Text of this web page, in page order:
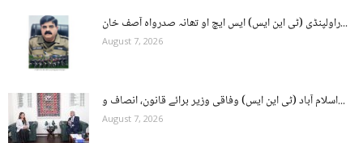
راولپنڈی (ٹی این ایس) ایس ایچ او تھانہ صدرواہ آصف خان...
August 7, 2026
اسلام آباد (ٹی این ایس) وفاقی وزیر برائے قانون، انصاف و...
August 7, 2026